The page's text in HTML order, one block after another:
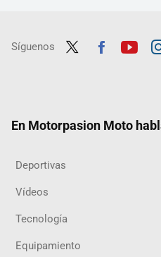
Síguenos
En Motorpasion Moto
Deportivas
Vídeos
Tecnología
Equipamiento